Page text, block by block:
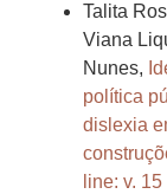
Talita
Viana
Nunes,
política
dislexia
line: v.